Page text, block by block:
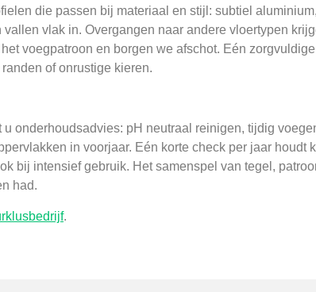
die passen bij materiaal en stijl: subtiel
vlak in. Overgangen naar andere vloertypen
voegpatroon en borgen we afschot. Eén
of onrustige kieren.
onderhoudsadvies: pH neutraal reinigen, tijdig
in voorjaar. Eén korte check per jaar houdt
bij intensief gebruik. Het samenspel van tegel,
had.
.